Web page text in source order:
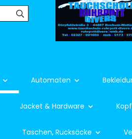
Automaten
Jacket & Hardware
Taschen, Rucksäcke